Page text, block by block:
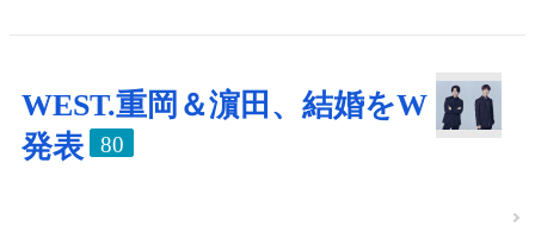
WEST.重岡＆濵田、結婚をW
発表
80